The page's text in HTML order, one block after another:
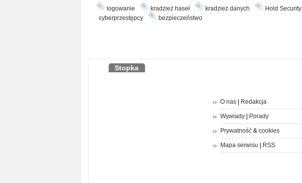
logowanie kradzież haseł kradzież danych Hold Security
cyberprzestępcy
bezpieczeństwo
Stopka
O nas| Redakcja
Wywiady| Porady
Prywatność& cookies
Mapa serwisu RSS